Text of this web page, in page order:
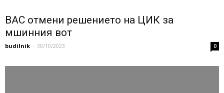
ВАС отмени решението на ЦИК за
мшинния вот
budilnik - 30/10/2023 0